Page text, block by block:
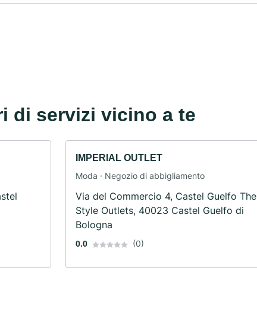
di servizi vicino a te
IMPERIAL OUTLET
Moda · Negozio di abbigliamento
Via del Commercio 4, Castel Guelfo The
Style Outlets, 40023 Castel Guelfo di
Bologna
0.0 (0)